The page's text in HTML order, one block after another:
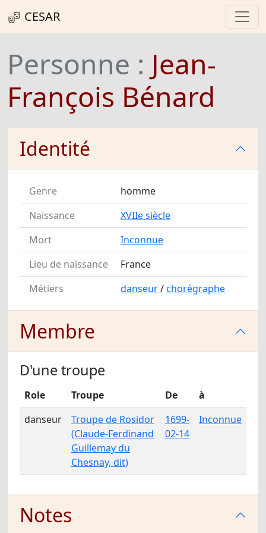
CESAR
Personne : Jean-
François Bénard
Identité
Genre
homme
Naissance
XVIIe siècle
Mort
Inconnue
Lieu de naissance
France
Métiers
danseur/chorégraphe
Membre
D'une troupe
Role Troupe De
à
danseur
Troupe de Rosidor
(Claude-Ferdinand
Guillemay du
Chesnay, dit)
1699-
02-14
Inconnue
Notes